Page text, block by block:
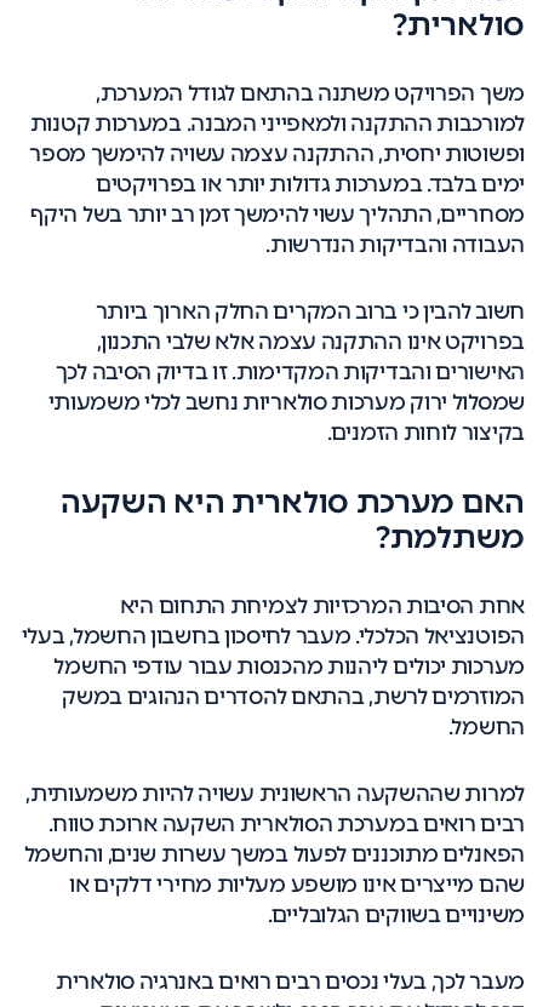
סולארית?
משך הפרויקט משתנה בהתאם לגודל המערכת,
למורכבות ההתקנה ולמאפייני המבנה. במערכות קטנות
ופשוטות יחסית, ההתקנה עצמה עשויה להימשך מספר
ימים בלבד. במערכות גדולות יותר או בפרויקטים
מסחריים, התהליך עשוי להימשך זמן רב יותר בשל היקף
העבודה והבדיקות הנדרשות.
חשוב להבין כי ברוב המקרים החלק הארוך ביותר
בפרויקט אינו ההתקנה עצמה אלא שלבי התכנון,
האישורים והבדיקות המקדימות. זו בדיוק הסיבה לכך
שמסלול ירוק מערכות סולאריות נחשב לכלי משמעותי
בקיצור לוחות הזמנים.
האם מערכת סולארית היא השקעה
משתלמת?
אחת הסיבות המרכזיות לצמיחת התחום היא
הפוטנציאל הכלכלי. מעבר לחיסכון בחשבון החשמל, בעלי
מערכות יכולים ליהנות מהכנסות עבור עודפי החשמל
המוזרמים לרשת, בהתאם להסדרים הנהוגים במשק
החשמל.
למרות שההשקעה הראשונית עשויה להיות משמעותית,
רבים רואים במערכת הסולארית השקעה ארוכת טווח.
הפאנלים מתוכננים לפעול במשך עשרות שנים, והחשמל
שהם מייצרים אינו מושפע מעליות מחירי דלקים או
משינויים בשווקים הגלובליים.
מעבר לכך, בעלי נכסים רבים רואים באנרגיה סולארית